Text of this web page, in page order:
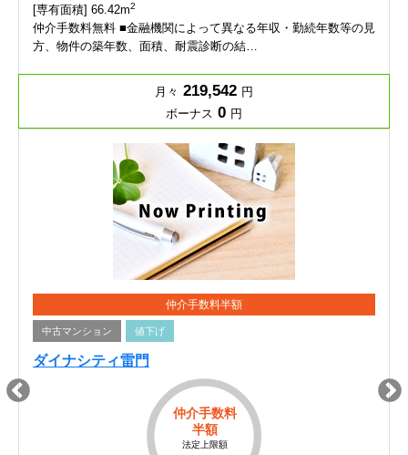
[専有面積] 66.42m2
仲介手数料無料 ■金融機関によって異なる年収・勤続年数等の見
方、物件の築年数、面積、耐震診断の結…
月々 219,542 円
ボーナス 0 円
仲介手数料半額
中古マンション 値下げ
ダイナシティ雷門
仲介手数料
半額
法定上限額